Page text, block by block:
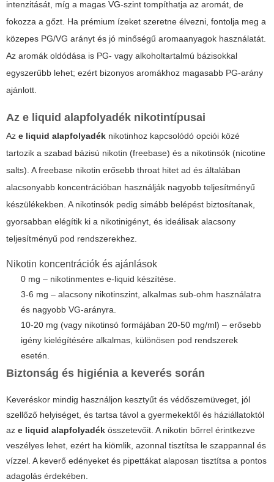
intenzitását, míg a magas VG-szint tompíthatja az aromát, de
fokozza a gőzt. Ha prémium ízeket szeretne élvezni, fontolja meg a
közepes PG/VG arányt és jó minőségű aromaanyagok használatát.
Az aromák oldódása is PG- vagy alkoholtartalmú bázisokkal
egyszerűbb lehet; ezért bizonyos aromákhoz magasabb PG-arány
ajánlott.
Az e liquid alapfolyadék nikotintípusai
Az e liquid alapfolyadék nikotinhoz kapcsolódó opciói közé
tartozik a szabad bázisú nikotin (freebase) és a nikotinsók (nicotine
salts). A freebase nikotin erősebb throat hitet ad és általában
alacsonyabb koncentrációban használják nagyobb teljesítményű
készülékekben. A nikotinsók pedig simább belépést biztosítanak,
gyorsabban elégítik ki a nikotinigényt, és ideálisak alacsony
teljesítményű pod rendszerekhez.
Nikotin koncentrációk és ajánlások
0 mg – nikotinmentes e-liquid készítése.
3-6 mg – alacsony nikotinszint, alkalmas sub-ohm használatra
és nagyobb VG-arányra.
10-20 mg (vagy nikotinsó formájában 20-50 mg/ml) – erősebb
igény kielégítésére alkalmas, különösen pod rendszerek
esetén.
Biztonság és higiénia a keverés során
Keveréskor mindig használjon kesztyűt és védőszemüveget, jól
szellőző helyiséget, és tartsa távol a gyermekektől és háziállatoktól
az e liquid alapfolyadék összetevőit. A nikotin bőrrel érintkezve
veszélyes lehet, ezért ha kiömlik, azonnal tisztítsa le szappannal és
vízzel. A keverő edényeket és pipettákat alaposan tisztítsa a pontos
adagolás érdekében.